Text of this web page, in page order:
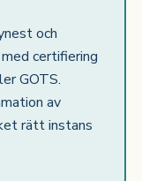
och
certifiering
GOTS.
av
rätt instans